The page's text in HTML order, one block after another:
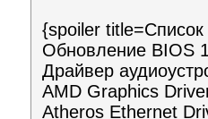
{spoiler
Обновление BIOS
Драйвер
AMD Graphics
Atheros Ethernet